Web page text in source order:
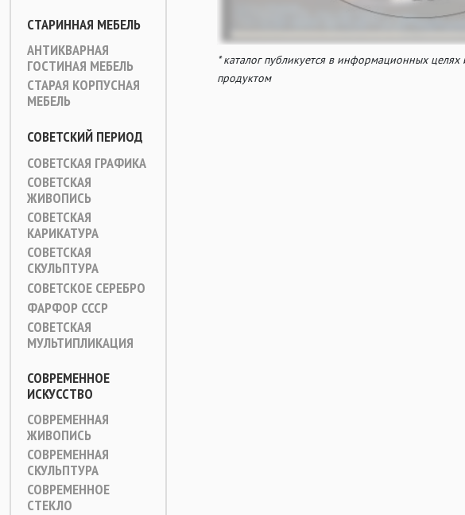
СТАРИННАЯ МЕБЕЛЬ
АНТИКВАРНАЯ
ГОСТИНАЯ МЕБЕЛЬ
СТАРАЯ КОРПУСНАЯ
МЕБЕЛЬ
СОВЕТСКИЙ ПЕРИОД
СОВЕТСКАЯ ГРАФИКА
СОВЕТСКАЯ
ЖИВОПИСЬ
СОВЕТСКАЯ
КАРИКАТУРА
СОВЕТСКАЯ
СКУЛЬПТУРА
СОВЕТСКОЕ СЕРЕБРО
ФАРФОР СССР
СОВЕТСКАЯ
МУЛЬТИПЛИКАЦИЯ
СОВРЕМЕННОЕ
ИСКУССТВО
СОВРЕМЕННАЯ
ЖИВОПИСЬ
СОВРЕМЕННАЯ
СКУЛЬПТУРА
СОВРЕМЕННОЕ
СТЕКЛО
* каталог публикуется в информационных
продуктом